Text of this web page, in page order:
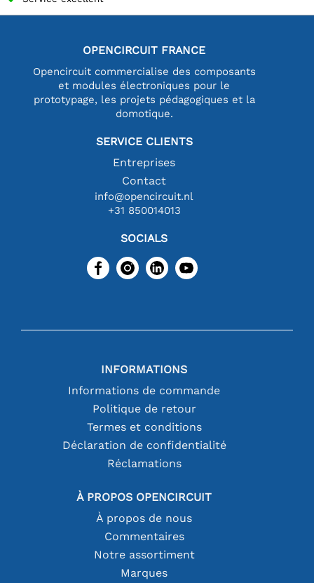
OPENCIRCUIT FRANCE
Opencircuit commercialise des composants
et modules électroniques pour le
prototypage, les projets pédagogiques et la
domotique.
SERVICE CLIENTS
Entreprises
Contact
info@opencircuit.nl
+31 850014013
SOCIALS
INFORMATIONS
Informations de commande
Politique de retour
Termes et conditions
Déclaration de confidentialité
Réclamations
À PROPOS OPENCIRCUIT
À propos de nous
Commentaires
Notre assortiment
Marques